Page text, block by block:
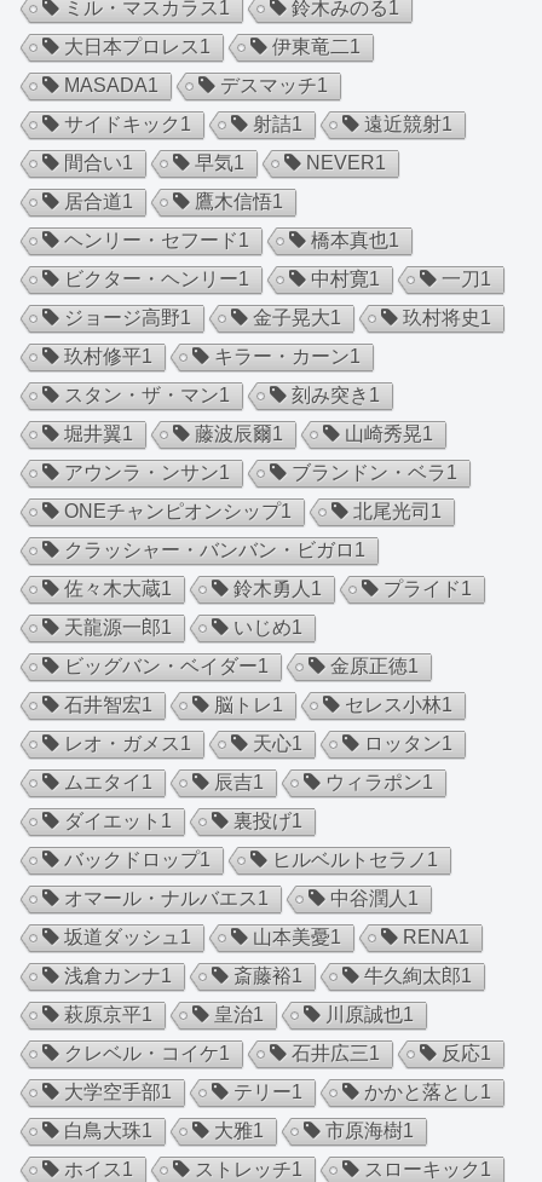
ミル・マスカラス1 鈴木みのる1
大日本プロレス1 伊東竜二1
MASADA1 デスマッチ1
サイドキック1 射詰1 遠近競射1
間合い1 早気1 NEVER1
居合道1 鷹木信悟1
ヘンリー・セフード1 橋本真也1
ビクター・ヘンリー1 中村寛1 一刀1
ジョージ高野1 金子晃大1 玖村将史1
玖村修平1 キラー・カーン1
スタン・ザ・マン1 刻み突き 1
堀井翼1 藤波辰爾1 山崎秀晃1
アウンラ・ンサン1 ブランドン・ベラ1
ONEチャンピオンシップ1 北尾光司 1
クラッシャー・バンバン・ビガロ 1
佐々木大蔵1 鈴木勇人 1 プライド1
天龍源一郎1 いじめ1
ビッグバン・ベイダー1 金原正徳1
石井智宏1 脳トレ1 セレス小林1
レオ・ガメス1 天心1 ロッタン1
ムエタイ 1 辰吉1 ウィラポン1
ダイエット 1 裏投げ1
バックドロップ1 ヒルベルトセラノ 1
オマール・ナルバエス1 中谷潤人 1
坂道ダッシュ 1 山本美憂1 RENA1
浅倉カンナ1 斎藤裕1 牛久絢太郎1
萩原京平1 皇治1 川原誠也1
クレベル・コイケ1 石井広三1 反応1
大学空手部1 テリー1 かかと落とし1
白鳥大珠1 大雅1 市原海樹1
ホイス1 ストレッチ1 スローキック1